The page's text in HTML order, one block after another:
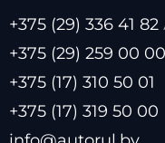
+375 (29) 336 41 82
+375 (29) 259 00 00
+375 (17) 310 50 01
+375 (17) 319 50 00